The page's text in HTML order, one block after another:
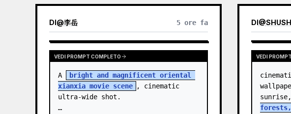
DI@李岳 5 ore fa
VEDI PROMPT COMPLETO
A
bright and magnificent oriental
xianxia movie scene
, cinematic
ultra-wide shot.
DI@
VEDI